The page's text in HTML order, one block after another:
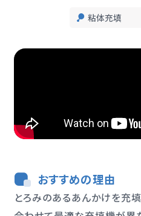
粘体充填
おすすめの理由
とろみのあるあんかけを充